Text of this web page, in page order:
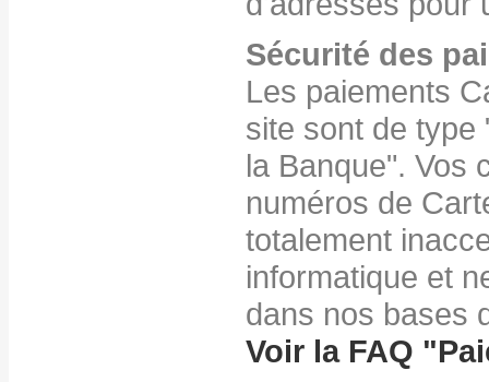
Sécurité des
Les paiements
site sont de type
la Banque". Vos
numéros de
totalement
informatique et
dans nos bases
Voir la FAQ "